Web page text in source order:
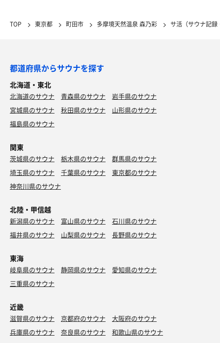
TOP 東京都 町田市 多摩境天然温泉 森乃彩 サ活（サウナ記録
都道府県からサウナを探す
北海道・東北
北海道のサウナ 青森県のサウナ
岩手県のサウナ
宮城県のサウナ
秋田県のサウナ
山形県のサウナ
福島県のサウナ
関東
茨城県のサウナ 栃木県のサウナ
群馬県のサウナ
埼玉県のサウナ
千葉県のサウナ
東京都のサウナ
神奈川県のサウナ
北陸・甲信越
新潟県のサウナ 富山県のサウナ
石川県のサウナ
福井県のサウナ
山梨県のサウナ 長野県のサウナ
東海
岐阜県のサウナ 静岡県のサウナ
愛知県のサウナ
三重県のサウナ
近畿
滋賀県のサウナ 京都府のサウナ
大阪府のサウナ
兵庫県のサウナ
奈良県のサウナ 和歌山県のサウナ